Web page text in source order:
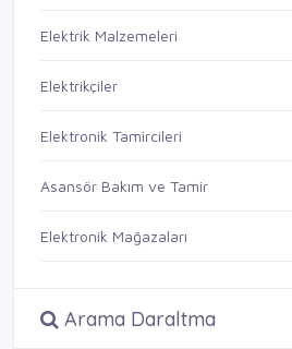
Elektrik Malzemeleri
Elektrikçiler
Elektronik Tamircileri
Asansör Bakım ve Tamir
Elektronik Mağazaları
Arama Daraltma